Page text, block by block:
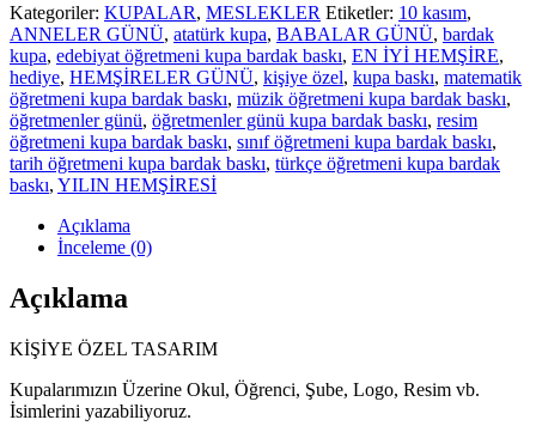
Kategoriler: KUPALAR, MESLEKLER Etiketler: 10 kasım,
ANNELER GÜNÜ, atatürk kupa, BABALAR GÜNÜ, bardak
kupa, edebiyat öğretmeni kupa bardak baskı, EN İYİ HEMŞİRE,
hediye, HEMŞİRELER GÜNÜ, kişiye özel, kupa baskı, matematik
öğretmeni kupa bardak baskı, müzik öğretmeni kupa bardak baskı,
öğretmenler günü, öğretmenler günü kupa bardak baskı, resim
öğretmeni kupa bardak baskı, sınıf öğretmeni kupa bardak baskı,
tarih öğretmeni kupa bardak baskı, türkçe öğretmeni kupa bardak
baskı, YILIN HEMŞİRESİ
Açıklama
İnceleme (0)
Açıklama
KİŞİYE ÖZEL TASARIM
Kupalarımızın Üzerine Okul, Öğrenci, Şube, Logo, Resim vb.
İsimlerini yazabiliyoruz.